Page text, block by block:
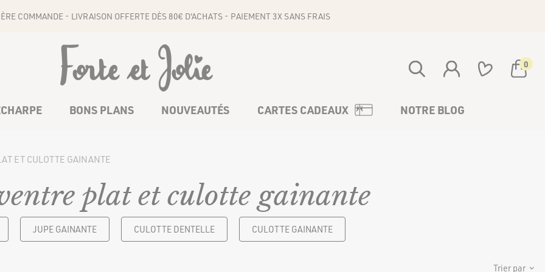
COMMANDE - LIVRAISON OFFERTE DÈS 80€ D'ACHATS - PAIEMENT 3X SANS FRAIS
0
Votre panier est vide
BONS PLANS NOUVEAUTÉS CARTES CADEAUX NOTRE BLOG
ET CULOTTE GAINANTE
plat et culotte gainante
JUPE GAINANTE CULOTTE DENTELLE CULOTTE GAINANTE
Trier par